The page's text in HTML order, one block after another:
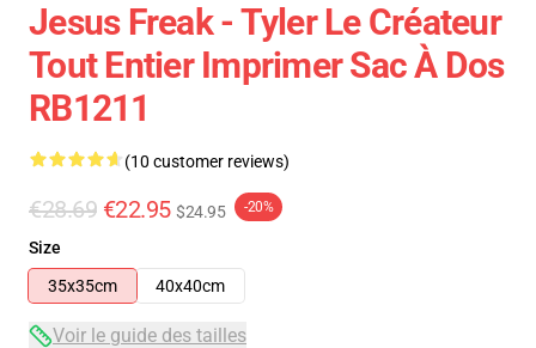
Jesus Freak - Tyler Le Créateur
Tout Entier Imprimer Sac À Dos
RB1211
(10 customer reviews)
€28.69 €22.95 $24.95 -20%
Size
35x35cm
40x40cm
Voir le guide des tailles